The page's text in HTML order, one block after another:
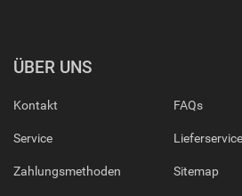
ÜBER UNS
Kontakt
Service
Zahlungsmethoden
FAQs
Lieferservice
Sitemap